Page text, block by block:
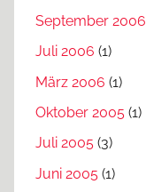
September 2006
Juli 2006 (1)
März 2006 (1)
Oktober 2005 (1)
Juli 2005 (3)
Juni 2005 (1)